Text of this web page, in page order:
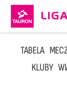
TABELA
KLUBY